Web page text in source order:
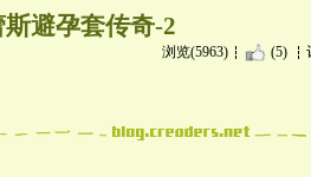
避孕套传奇-2
浏览(5963) (5)